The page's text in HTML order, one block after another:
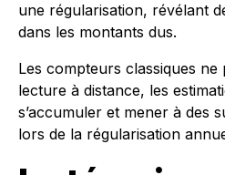
une régularisation, révélant
dans les montants dus.
Les compteurs classiques
lecture à distance, les
s’accumuler et mener à des
lors de la régularisation